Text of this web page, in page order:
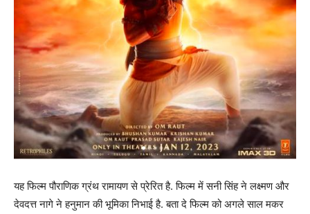
यह फिल्म पौराणिक ग्रंथ रामायण से प्रेरित है. फिल्म में सनी सिंह ने लक्ष्मण और
देवदत्त नागे ने हनुमान की भूमिका निभाई है. बता दे फिल्म को अगले साल मकर